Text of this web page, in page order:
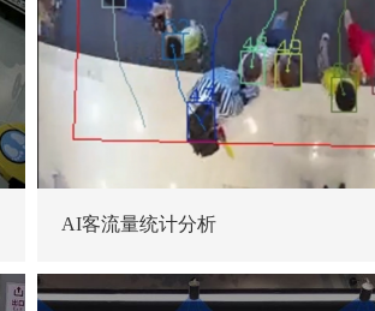
AI客流量统计分析